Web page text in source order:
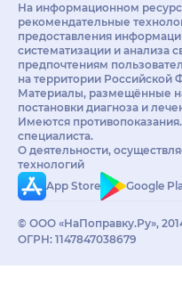
На информационном
рекомендательные
предоставления
систематизации и анализа
предпочтениям
на территории Российской
Материалы, размещённые
постановки диагноза и
Имеются
специалиста.
О деятельности,
технологий
App Store
Google
© ООО «НаПоправку.Ру»,
ОГРН: 1147847038679